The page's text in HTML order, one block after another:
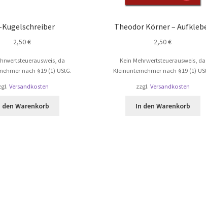
2,50€
da
nach §19 (1) UStG.
Versandkosten
den Warenkorb
Theodor Körner –
2,50€
Kein Mehrwertsteuerausweis, da
Kleinunternehmer nach §19 (1)
zzgl. Versandkosten
In den Warenkorb